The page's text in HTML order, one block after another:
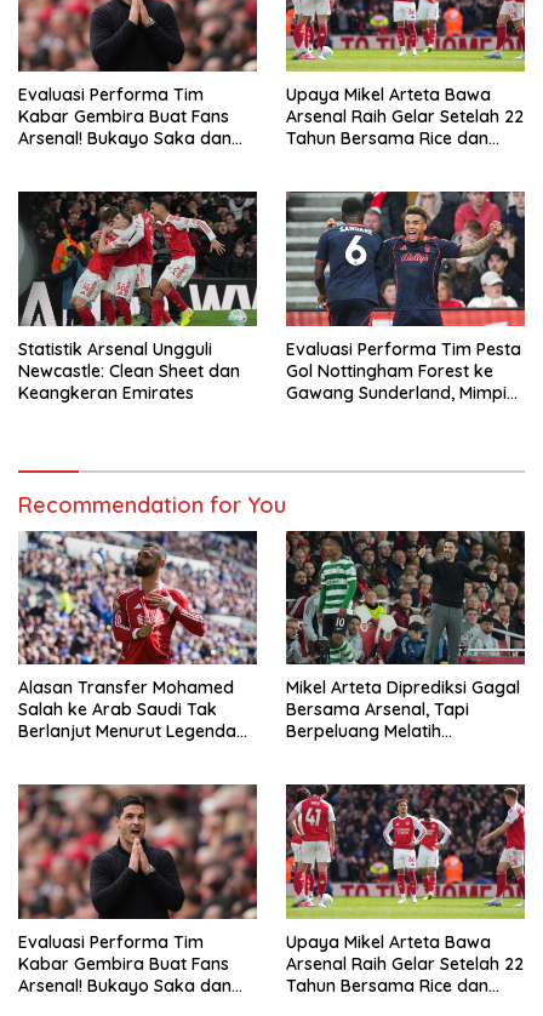
Evaluasi Performa Tim
Kabar Gembira Buat Fans
Arsenal! Bukayo Saka dan
Upaya Mikel Arteta Bawa
Arsenal Raih Gelar Setelah 22
Tahun Bersama Rice dan
Statistik Arsenal Ungguli
Newcastle: Clean Sheet dan
Keangkeran Emirates
Evaluasi Performa Tim Pesta
Gol Nottingham Forest ke
Gawang Sunderland, Mimpi
Recommendation for You
Alasan Transfer Mohamed
Salah ke Arab Saudi Tak
Berlanjut Menurut Legenda
Mikel Arteta Diprediksi Gagal
Bersama Arsenal, Tapi
Berpeluang Melatih
Evaluasi Performa Tim
Kabar Gembira Buat Fans
Arsenal! Bukayo Saka dan
Upaya Mikel Arteta Bawa
Arsenal Raih Gelar Setelah 22
Tahun Bersama Rice dan